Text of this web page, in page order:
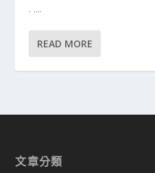
. ....
READ MORE
文章分類